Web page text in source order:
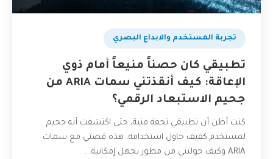
تجربة المستخدم والابداع البصري
تطبيقي كان حصناً منيعاً أمام ذوي
الإعاقة: كيف أنقذتني سمات ARIA من
جحيم الاستبعاد الرقمي؟
كنت أظن أن تطبيقي تحفة فنية، حتى اكتشفت أنه جحيم
لمستخدم كفيف حاول استخدامه. هذه قصتي مع سمات
ARIA وكيف حولتني من مطور يجهل إمكانية...